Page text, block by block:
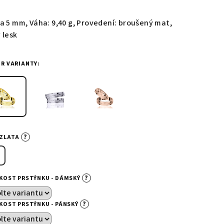
5 mm, Váha: 9,40 g, Provedení: broušený mat,
VARIANTY:
?
PRSTÝNKU - DÁMSKÝ ?
PRSTÝNKU - PÁNSKÝ ?